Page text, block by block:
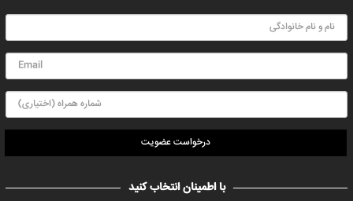
درخواست عضویت
با اطمینان انتخاب کنید